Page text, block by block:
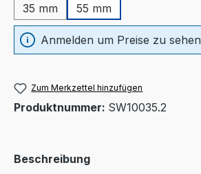
35 mm
55 mm
Anmelden um Preise zu sehen
Zum Merkzettel hinzufügen
Produktnummer: SW10035.2
Beschreibung